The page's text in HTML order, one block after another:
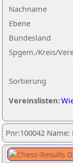
Nachname
Ebene
Sortierung
Bundesland
Spgem./Kreis/
Vereinslisten:
Pnr:100042